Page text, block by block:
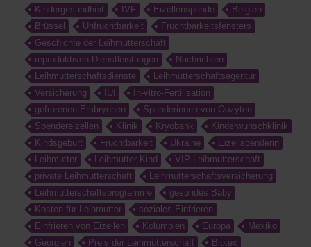
Kindergesundheit
IVF Eizellenspende
Belgien
Brüssel
Unfruchtbarkeit
Fruchtbarkeitsfensters
Geschichte der Leihmutterschaft
reproduktiven Dienstleistungen
Nachrichten
Leihmutterschaftsdienste
Leihmutterschaftsagentur
Versicherung
IUI
In-vitro-Fertilisation
gefrorenen Embryonen
Spenderinnen von Oozyten
Spendereizellen
Klinik Kryobank
Kinderwunschklinik
Kindsgeburt
Fruchtbarkeit Ukraine
Eizellspenderin
Leihmutter
Leihmutter-Kind
VIP-Leihmutterschaft
private Leihmutterschaft
Leihmutterschaftsversicherung
Leihmutterschaftsprogramme
gesundes Baby
Kosten für Leihmutter
soziales Einfrieren
Einfrieren von Eizellen
Kolumbien Europa
Mexiko
Georgien
Preis der Leihmutterschaft Biotex